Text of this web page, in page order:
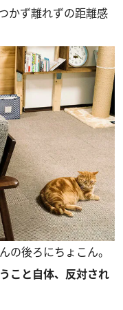
かず離れずの距離感
の後ろにちょこん。
こと自体、反対され